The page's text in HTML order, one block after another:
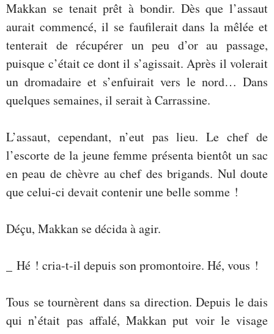
Makkan se tenait prêt à bondir. Dès que l’assaut
aurait commencé, il se faufilerait dans la mêlée et
tenterait de récupérer un peu d’or au passage,
puisque c’était ce dont il s’agissait. Après il volerait
un dromadaire et s’enfuirait vers le nord… Dans
quelques semaines, il serait à Carrassine.
L’assaut, cependant, n’eut pas lieu. Le chef de
l’escorte de la jeune femme présenta bientôt un sac
en peau de chèvre au chef des brigands. Nul doute
que celui-ci devait contenir une belle somme !
Déçu, Makkan se décida à agir.
_ Hé ! cria-t-il depuis son promontoire. Hé, vous !
Tous se tournèrent dans sa direction. Depuis le dais
qui n’était pas affalé, Makkan put voir le visage